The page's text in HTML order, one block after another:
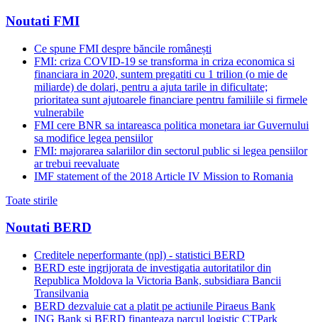
Noutati FMI
Ce spune FMI despre băncile românești
FMI: criza COVID-19 se transforma in criza economica si
financiara in 2020, suntem pregatiti cu 1 trilion (o mie de
miliarde) de dolari, pentru a ajuta tarile in dificultate;
prioritatea sunt ajutoarele financiare pentru familiile si firmele
vulnerabile
FMI cere BNR sa intareasca politica monetara iar Guvernului
sa modifice legea pensiilor
FMI: majorarea salariilor din sectorul public si legea pensiilor
ar trebui reevaluate
IMF statement of the 2018 Article IV Mission to Romania
Toate stirile
Noutati BERD
Creditele neperformante (npl) - statistici BERD
BERD este ingrijorata de investigatia autoritatilor din
Republica Moldova la Victoria Bank, subsidiara Bancii
Transilvania
BERD dezvaluie cat a platit pe actiunile Piraeus Bank
ING Bank si BERD finanteaza parcul logistic CTPark